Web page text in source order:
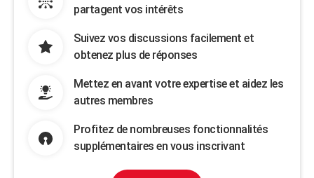
partagent vos intérêts
Suivez vos discussions facilement et
obtenez plus de réponses
Mettez en avant votre expertise et aidez les
autres membres
Profitez de nombreuses fonctionnalités
supplémentaires en vous inscrivant